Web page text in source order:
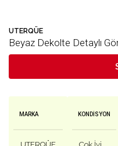
UTERQÜE
Beyaz Dekolte Detaylı
MARKA KONDISYON